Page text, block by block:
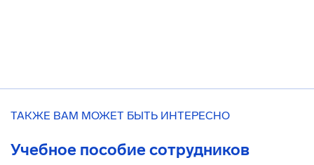
ТАКЖЕ ВАМ МОЖЕТ БЫТЬ ИНТЕРЕСНО
Учебное пособие сотрудников